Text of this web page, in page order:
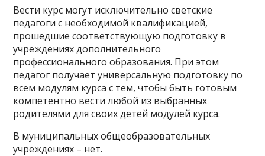
Вести курс могут исключительно светские
педагоги с необходимой квалификацией,
прошедшие соответствующую подготовку в
учреждениях дополнительного
профессионального образования. При этом
педагог получает универсальную подготовку по
всем модулям курса с тем, чтобы быть готовым
компетентно вести любой из выбранных
родителями для своих детей модулей курса.
В муниципальных общеобразовательных
учреждениях – нет.